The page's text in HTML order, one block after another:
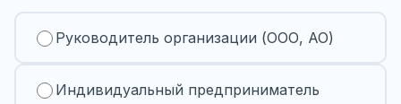
Руководитель организации (ООО, АО)
Индивидуальный предприниматель